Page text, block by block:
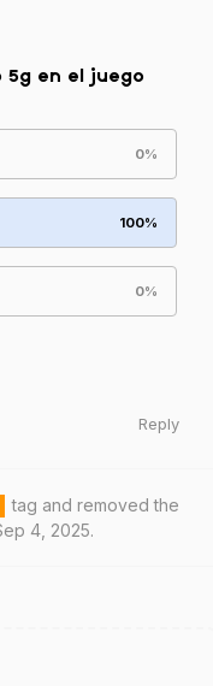
5g en el juego
0%
100%
0%
Reply
tag and removed the
4, 2025.